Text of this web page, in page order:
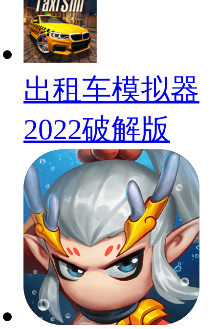
出租车模拟器
2022破解版